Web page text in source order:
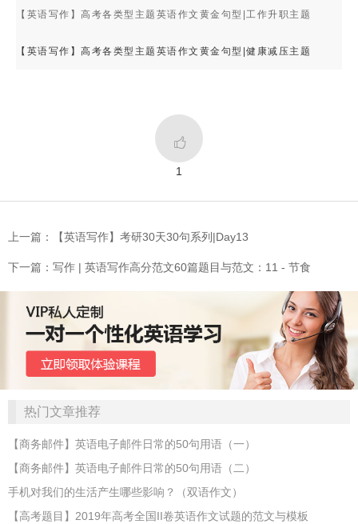
【英语写作】高考各类型主题英语作文黄金句型|工作升职主题
【英语写作】高考各类型主题英语作文黄金句型|健康减压主题

1
上一篇：【英语写作】考研30天30句系列|Day13
下一篇：写作 | 英语写作高分范文60篇题目与范文：11 - 节食
热门文章推荐
【商务邮件】英语电子邮件日常的50句用语（一）
【商务邮件】英语电子邮件日常的50句用语（二）
手机对我们的生活产生哪些影响？（双语作文）
【高考题目】2019年高考全国II卷英语作文试题的范文与模板